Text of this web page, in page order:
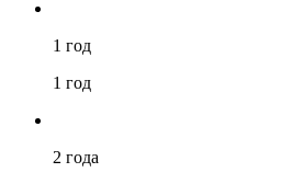
1 год
1 год
2 года